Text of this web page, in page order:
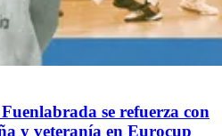
se refuerza con
y veteranía en Eurocup